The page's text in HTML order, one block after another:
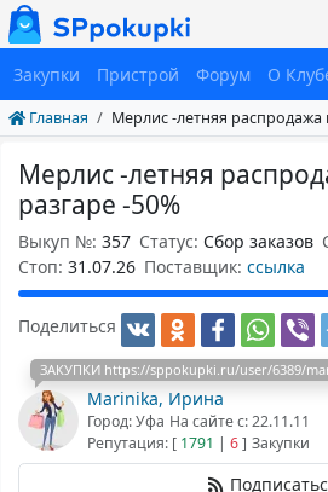
Закупки Пристрой Форум О
Главная Мерлис -летняя распродажа
Мерлис -летняя
разгаре -50%
Выкуп №: 357 Статус: Сбор заказов
Cтоп: 31.07.26 Поставщик: ссылка
Поделиться
ЗАКУПКИ https://sppokupki.ru/user/6389/
Marinika, Ирина
Город: Уфа На сайте с: 22.11.11
Репутация: [ 1791 | 6] Закупки